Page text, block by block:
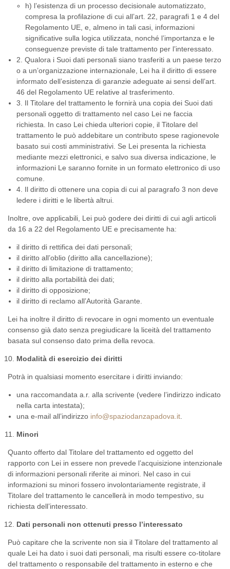
h) l’esistenza di un processo decisionale automatizzato,
compresa la profilazione di cui all’art. 22, paragrafi 1 e 4 del
Regolamento UE, e, almeno in tali casi, informazioni
significative sulla logica utilizzata, nonché l’importanza e le
conseguenze previste di tale trattamento per l’interessato.
2. Qualora i Suoi dati personali siano trasferiti a un paese terzo
o a un’organizzazione internazionale, Lei ha il diritto di essere
informato dell’esistenza di garanzie adeguate ai sensi dell’art.
46 del Regolamento UE relative al trasferimento.
3. Il Titolare del trattamento le fornirà una copia dei Suoi dati
personali oggetto di trattamento nel caso Lei ne faccia
richiesta. In caso Lei chieda ulteriori copie, il Titolare del
trattamento le può addebitare un contributo spese ragionevole
basato sui costi amministrativi. Se Lei presenta la richiesta
mediante mezzi elettronici, e salvo sua diversa indicazione, le
informazioni Le saranno fornite in un formato elettronico di uso
comune.
4. Il diritto di ottenere una copia di cui al paragrafo 3 non deve
ledere i diritti e le libertà altrui.
Inoltre, ove applicabili, Lei può godere dei diritti di cui agli articoli
da 16 a 22 del Regolamento UE e precisamente ha:
il diritto di rettifica dei dati personali;
il diritto all’oblio (diritto alla cancellazione);
il diritto di limitazione di trattamento;
il diritto alla portabilità dei dati;
il diritto di opposizione;
il diritto di reclamo all’Autorità Garante.
Lei ha inoltre il diritto di revocare in ogni momento un eventuale
consenso già dato senza pregiudicare la liceità del trattamento
basata sul consenso dato prima della revoca.
Modalità di esercizio dei diritti
Potrà in qualsiasi momento esercitare i diritti inviando:
una raccomandata a.r. alla scrivente (vedere l’indirizzo indicato
nella carta intestata);
una e-mail all’indirizzo info@spaziodanzapadova.it.
Minori
Quanto offerto dal Titolare del trattamento ed oggetto del
rapporto con Lei in essere non prevede l’acquisizione intenzionale
di informazioni personali riferite ai minori. Nel caso in cui
informazioni su minori fossero involontariamente registrate, il
Titolare del trattamento le cancellerà in modo tempestivo, su
richiesta dell’interessato.
Dati personali non ottenuti presso l’interessato
Può capitare che la scrivente non sia il Titolare del trattamento al
quale Lei ha dato i suoi dati personali, ma risulti essere co-titolare
del trattamento o responsabile del trattamento in esterno e che